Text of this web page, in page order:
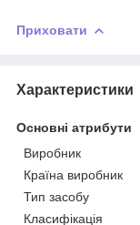
Приховати
Характеристики
Основні атрибути
Виробник
Країна виробник
Тип засобу
Класифікація